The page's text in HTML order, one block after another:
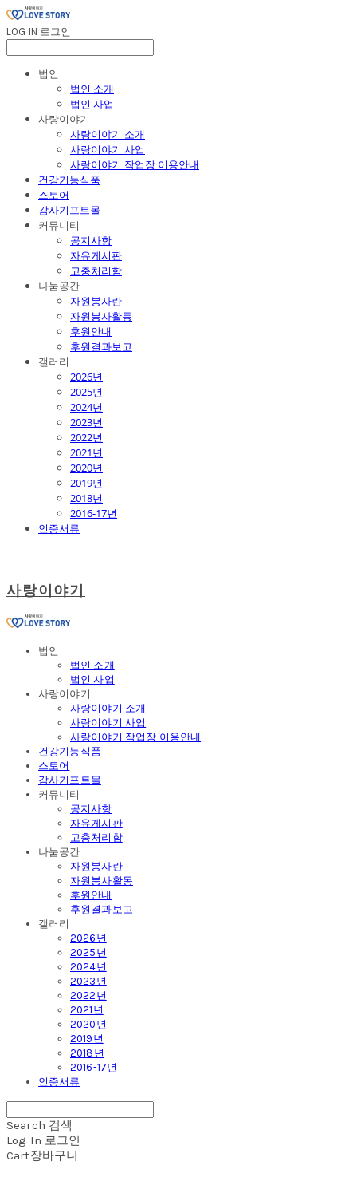
LOG IN 로그인
법인
법인 소개
법인 사업
사랑이야기
사랑이야기 소개
사랑이야기 사업
사랑이야기 작업장 이용안내
건강기능식품
스토어
감사기프트몰
커뮤니티
공지사항
자유게시판
고충처리함
나눔공간
자원봉사란
자원봉사활동
후원안내
후원결과보고
갤러리
2026년
2025년
2024년
2023년
2022년
2021년
2020년
2019년
2018년
2016-17년
인증서류
사랑이야기
법인
법인 소개
법인 사업
사랑이야기
사랑이야기 소개
사랑이야기 사업
사랑이야기 작업장 이용안내
건강기능식품
스토어
감사기프트몰
커뮤니티
공지사항
자유게시판
고충처리함
나눔공간
자원봉사란
자원봉사활동
후원안내
후원결과보고
갤러리
2026년
2025년
2024년
2023년
2022년
2021년
2020년
2019년
2018년
2016-17년
인증서류
Search 검색
Log In 로그인
Cart장바구니